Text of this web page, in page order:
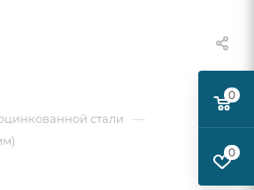
стали —
0
0